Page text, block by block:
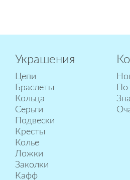
Украшения
Цепи
Браслеты
Кольца
Серьги
Подвески
Кресты
Колье
Ложки
Заколки
Кафф